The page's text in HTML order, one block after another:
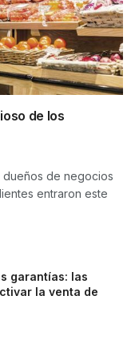
de los
dueños de negocios
entraron este
garantías: las
la venta de